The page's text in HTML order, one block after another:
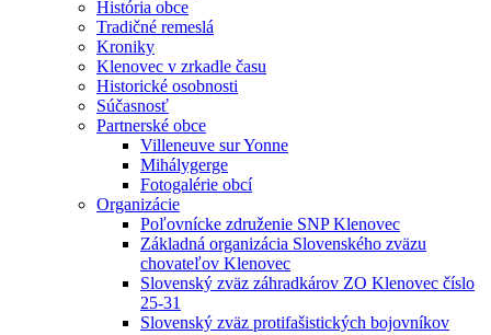
História obce
Tradičné remeslá
Kroniky
Klenovec v zrkadle času
Historické osobnosti
Súčasnosť
Partnerské obce
Villeneuve sur Yonne
Mihálygerge
Fotogalérie obcí
Organizácie
Poľovnícke združenie SNP Klenovec
Základná organizácia Slovenského zväzu
chovateľov Klenovec
Slovenský zväz záhradkárov ZO Klenovec číslo
25-31
Slovenský zväz protifašistických bojovníkov